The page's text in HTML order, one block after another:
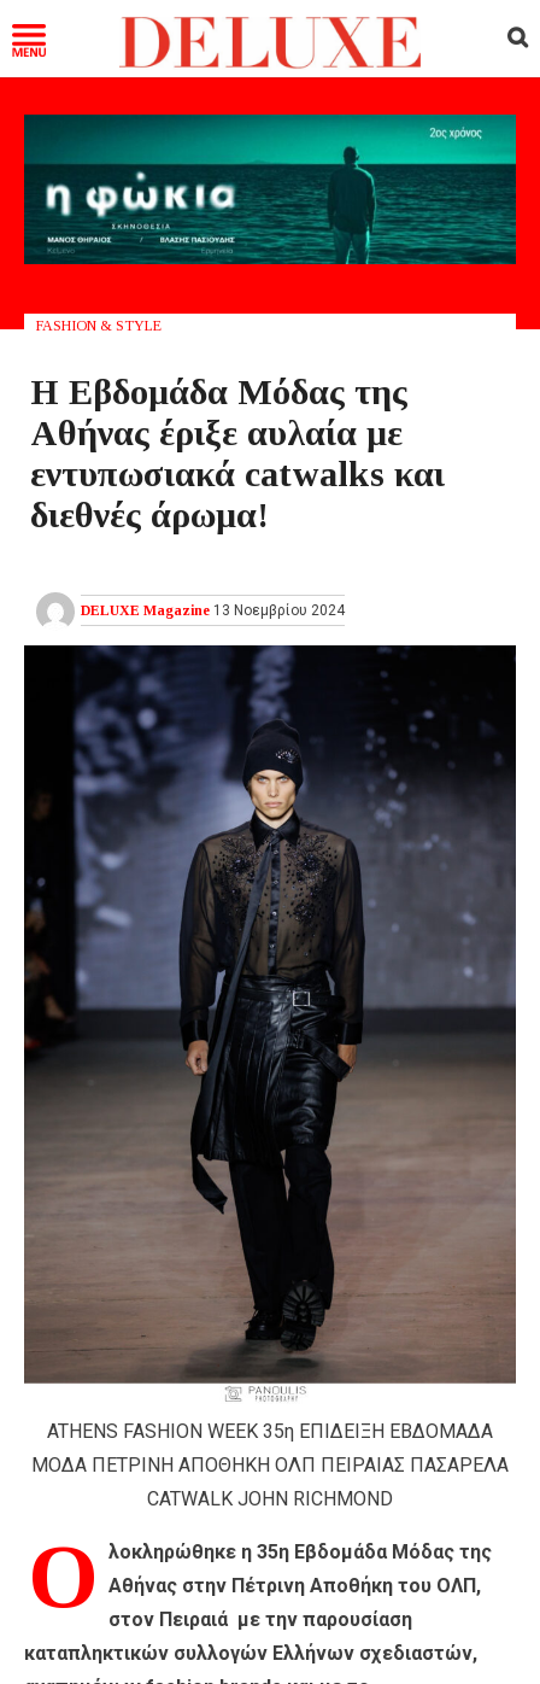
FASHION & STYLE
Η Eβδομάδα Mόδας της
Αθήνας έριξε αυλαία με
εντυπωσιακά catwalks και
διεθνές άρωμα!
DELUXE Magazine 13 Νοεμβρίου 2024
ATHENS FASHION WEEK 35η ΕΠΙΔΕΙΞΗ ΕΒΔΟΜΑΔΑ
ΜΟΔΑ ΠΕΤΡΙΝΗ ΑΠΟΘΗΚΗ ΟΛΠ ΠΕΙΡΑΙΑΣ ΠΑΣΑΡΕΛΑ
CATWALK JOHN RICHMOND
Ο
λοκληρώθηκε η 35η Εβδομάδα Μόδας της
Αθήνας στην Πέτρινη Αποθήκη του ΟΛΠ,
στον Πειραιά με την παρουσίαση
καταπληκτικών συλλογών Ελλήνων σχεδιαστών,